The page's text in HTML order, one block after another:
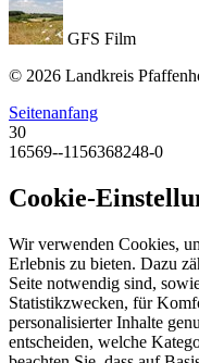
GFS Film
© 2026 Landkreis
Seitenanfang
30
16569--1156368248-0
Cookie-
Wir verwenden Cookies,
Erlebnis zu bieten. Dazu
Seite notwendig sind,
Statistikzwecken, für
personalisierter Inhalte
entscheiden, welche